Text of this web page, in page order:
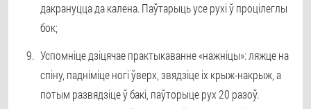
дакрануцца да калена. Паўтарыць усе рухі ў процілеглы
бок;
Успомніце дзіцячае практыкаванне «нажніцы»: ляжце на
спіну, падніміце ногі ўверх, звядзіце іх крыж-накрыж, а
потым развядзіце ў бакі, паўторыце рух 20 разоў.